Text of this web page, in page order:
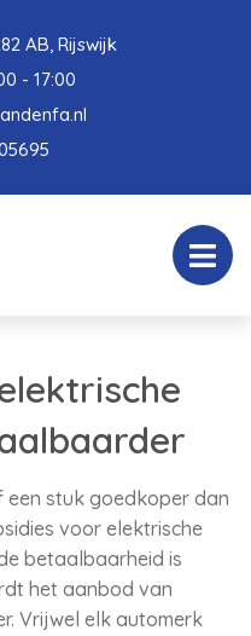
AB, Rijswijk
- 17:00
een stuk goedkoper dan
voor elektrische
betaalbaarheid is
het aanbod van
Vrijwel elk automerk